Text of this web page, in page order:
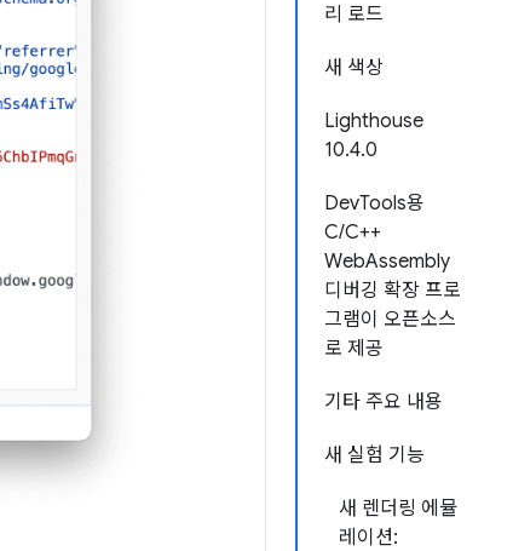
리 로드
새 색상
Lighthouse
10.4.0
DevTools용
C/C++
WebAssembly
디버깅 확장 프로
그램이 오픈소스
로 제공
기타 주요 내용
새 실험 기능
새 렌더링 에뮬
레이션: